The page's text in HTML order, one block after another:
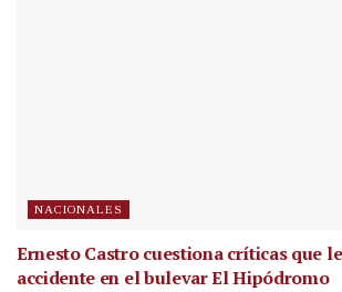
NACIONALES
Ernesto Castro cuestiona críticas que
accidente en el bulevar El Hipódromo